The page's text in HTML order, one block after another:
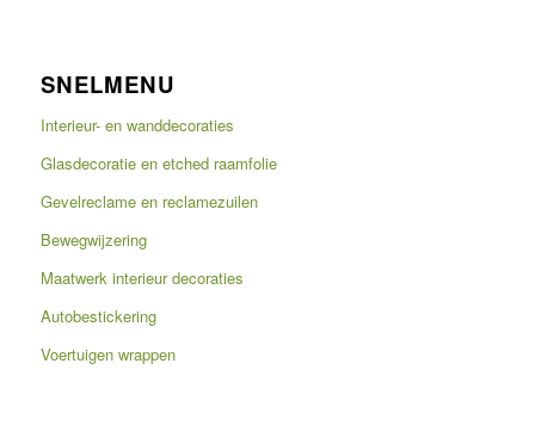
SNELMENU
Interieur- en wanddecoraties
Glasdecoratie en etched raamfolie
Gevelreclame en reclamezuilen
Bewegwijzering
Maatwerk interieur decoraties
Autobestickering
Voertuigen wrappen